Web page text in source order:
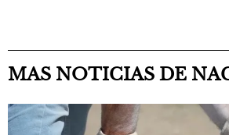
MAS NOTICIAS DE